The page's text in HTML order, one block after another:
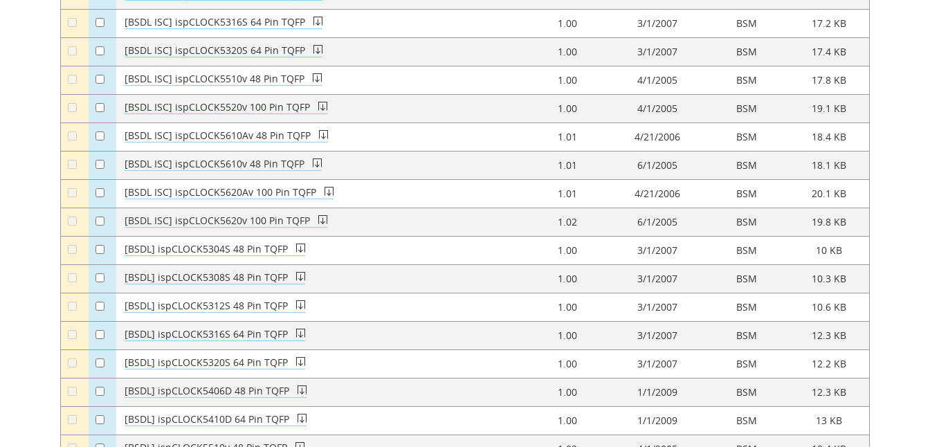
a a [BSDL ISC] ispCLOCK5316S 64 Pin TQFP 1.00 3/1/2007 BSM 17.2 KB
a a [BSDL ISC] ispCLOCK5320S 64 Pin TQFP 1.00 3/1/2007 BSM 17.4 KB
a a [BSDL ISC] ispCLOCK5510v 48 Pin TQFP 1.00 4/1/2005 BSM 17.8 KB
a a [BSDL ISC] ispCLOCK5520v 100 Pin TQFP 1.00 4/1/2005 BSM 19.1 KB
a a [BSDL ISC] ispCLOCK5610Av 48 Pin TQFP 1.01 4/21/2006 BSM 18.4 KB
a a [BSDL ISC] ispCLOCK5610v 48 Pin TQFP 1.01 6/1/2005 BSM 18.1 KB
a a [BSDL ISC] ispCLOCK5620Av 100 Pin TQFP 1.01 4/21/2006 BSM 20.1 KB
a a [BSDL ISC] ispCLOCK5620v 100 Pin TQFP 1.02 6/1/2005 BSM 19.8 KB
a a [BSDL] ispCLOCK5304S 48 Pin TQFP 1.00 3/1/2007 BSM 10 KB
a a [BSDL] ispCLOCK5308S 48 Pin TQFP 1.00 3/1/2007 BSM 10.3 KB
a a [BSDL] ispCLOCK5312S 48 Pin TQFP 1.00 3/1/2007 BSM 10.6 KB
a a [BSDL] ispCLOCK5316S 64 Pin TQFP 1.00 3/1/2007 BSM 12.3 KB
a a [BSDL] ispCLOCK5320S 64 Pin TQFP 1.00 3/1/2007 BSM 12.2 KB
a a [BSDL] ispCLOCK5406D 48 Pin TQFP 1.00 1/1/2009 BSM 12.3 KB
a a [BSDL] ispCLOCK5410D 64 Pin TQFP 1.00 1/1/2009 BSM 13 KB